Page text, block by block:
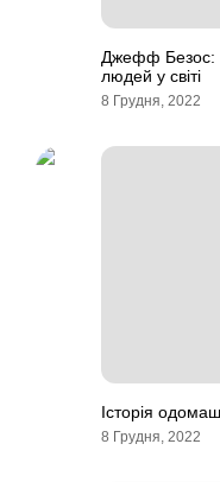
Джефф Безос:
людей у світі
8 Грудня, 2022
Історія
8 Грудня, 2022